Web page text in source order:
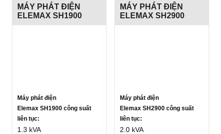
MÁY PHÁT ĐIỆN
ELEMAX SH1900
Máy phát điện
Elemax SH1900 công suất
liên tục:
1.3 kVA
MÁY PHÁT ĐIỆN
ELEMAX SH2900
Máy phát điện
Elemax SH2900 công suất
liên tục:
2.0 kVA